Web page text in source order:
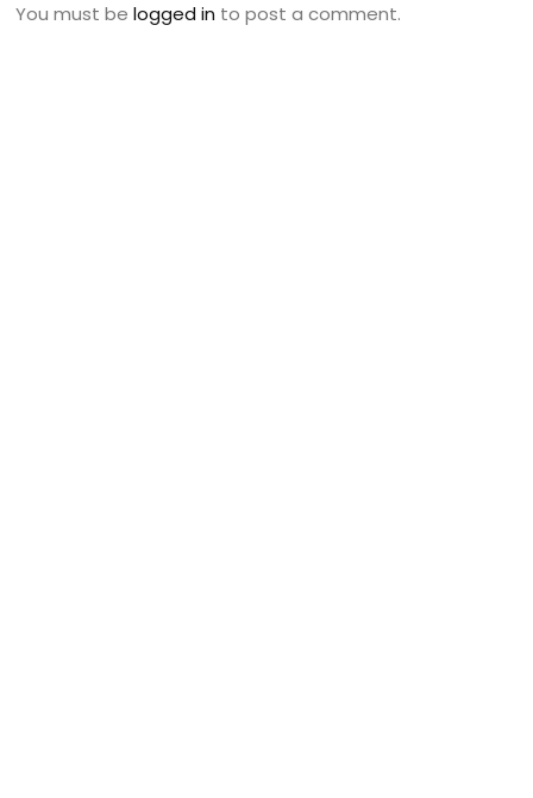
You must belogged in to post a comment.